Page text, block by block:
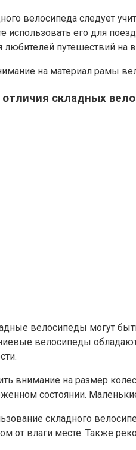
велосипеда следует
использовать его для
путешествий на
на материал рамы
складных
велосипеды могут
велосипеды
внимание на размер
состоянии.
складного
от влаги месте. Также